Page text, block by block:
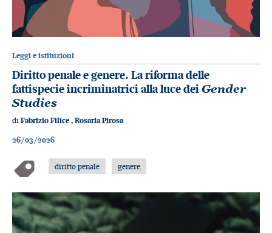
Leggi e istituzioni
Diritto penale e genere. La riforma delle
fattispecie incriminatrici alla luce deiGender
Studies
di Fabrizio Filice , Rosaria Pirosa
26/03/2026
diritto penale genere